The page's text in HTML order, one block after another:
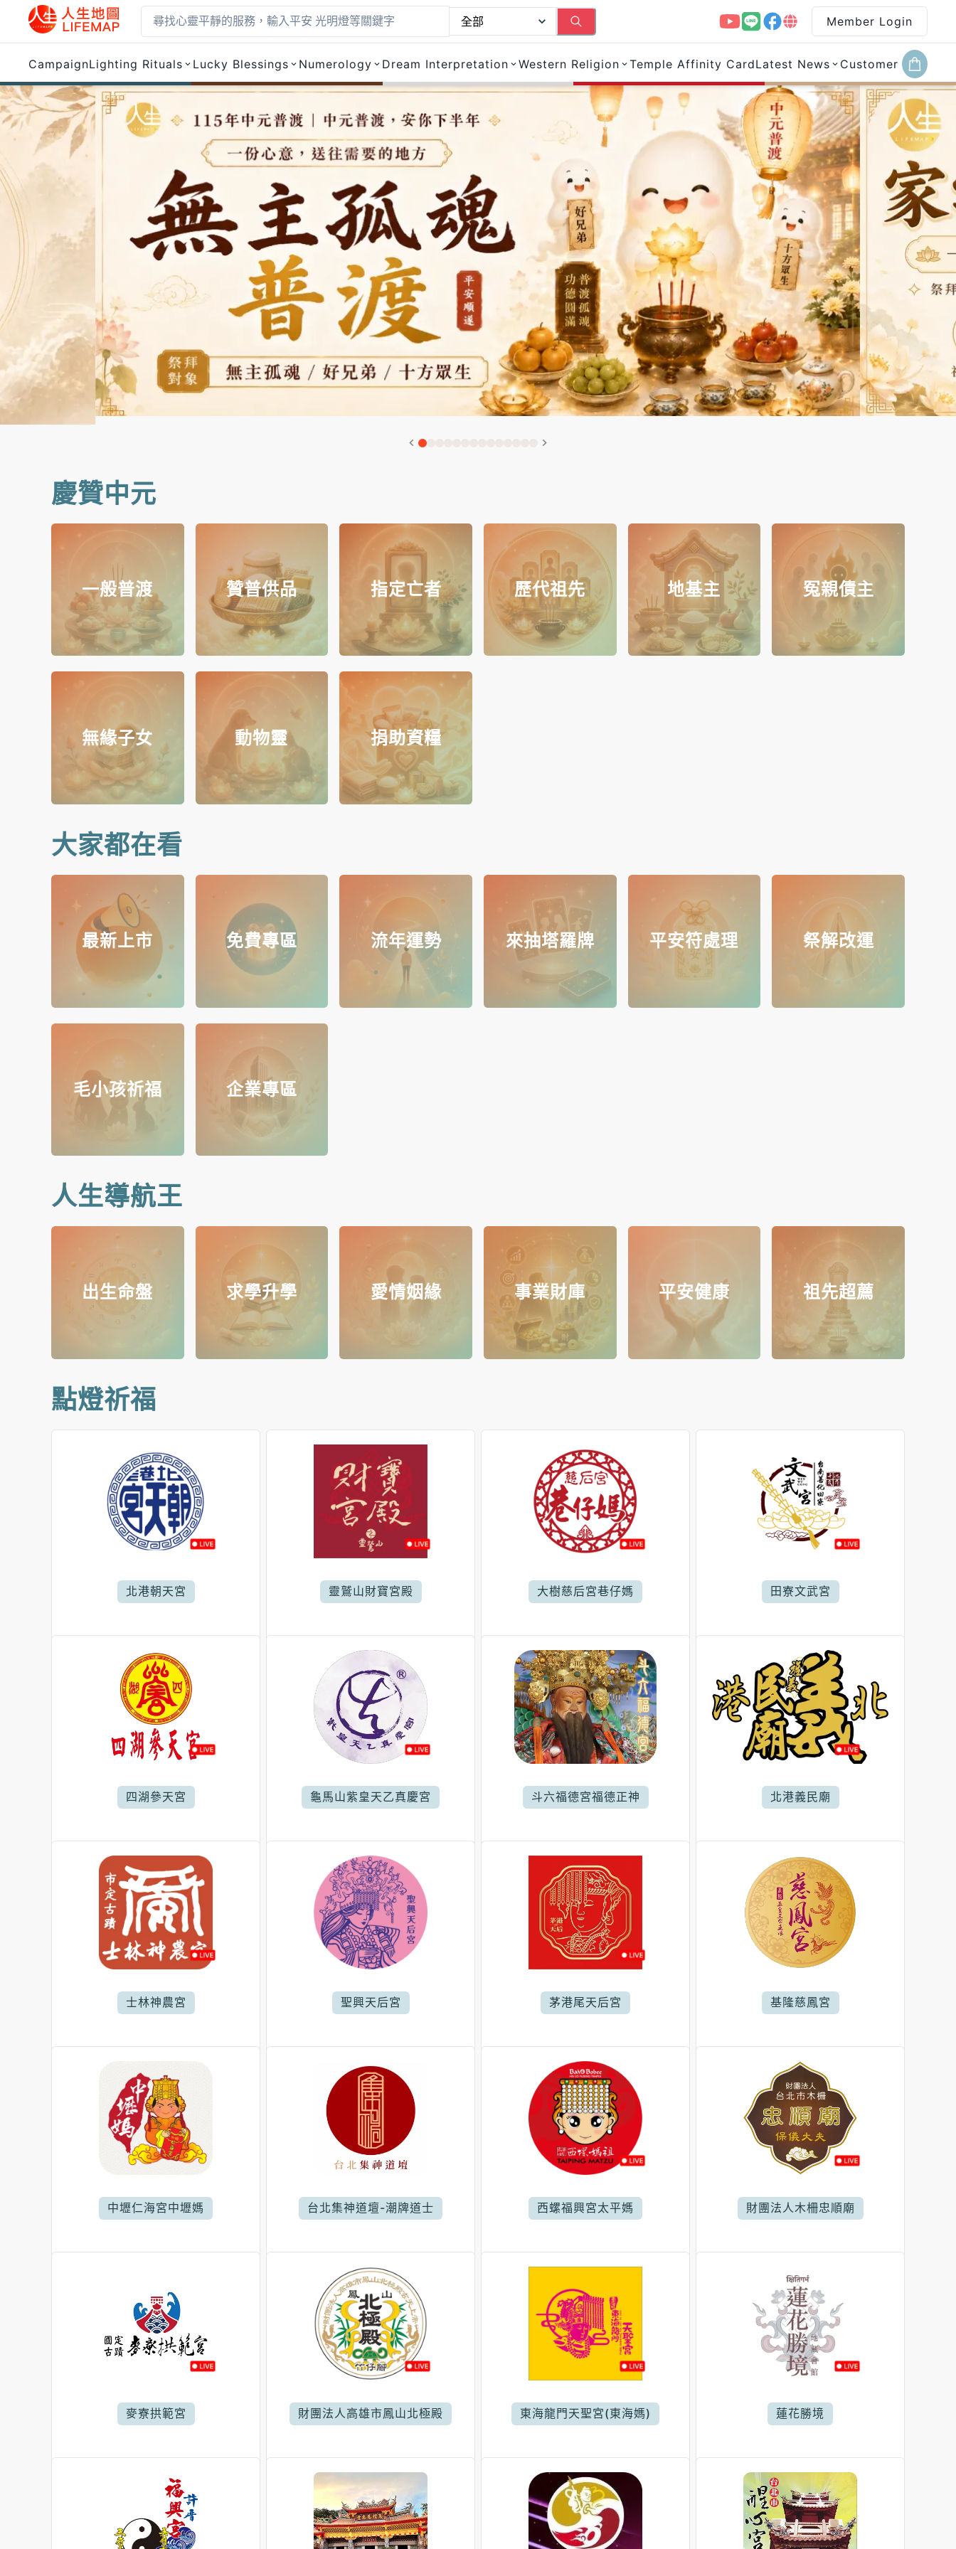
Member Login
CampaignLighting Rituals Lucky Blessings Numerology Dream Interpretation Western Religion Temple Affinity CardLatest News Customer Service
Lifemap 人生地圖 — 線上宗教服務、點燈、安太歲、抽籤、算命、塔羅、婚配
慶贊中元
一般普渡 贊普供品 指定亡者 歷代祖先 地基主 冤親債主
無緣子女 動物靈 捐助資糧
大家都在看
最新上市 免費專區 流年運勢 來抽塔羅牌 平安符處理 祭解改運
毛小孩祈福 企業專區
人生導航王
出生命盤 求學升學 愛情姻緣 事業財庫 平安健康 祖先超薦
點燈祈福
北港朝天宮 靈鷲山財寶宮殿 大樹慈后宮巷仔媽 田寮文武宮
四湖參天宮 龜馬山紫皇天乙真慶宮 斗六福德宮福德正神 北港義民廟
士林神農宮 聖興天后宮 茅港尾天后宮 基隆慈鳳宮
中壢仁海宮中壢媽 台北集神道壇-潮牌道士 西螺福興宮太平媽 財團法人木柵忠順廟
麥寮拱範宮 財團法人高雄市鳳山北極殿 東海龍門天聖宮(東海媽) 蓮花勝境